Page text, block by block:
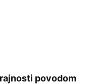
povodom